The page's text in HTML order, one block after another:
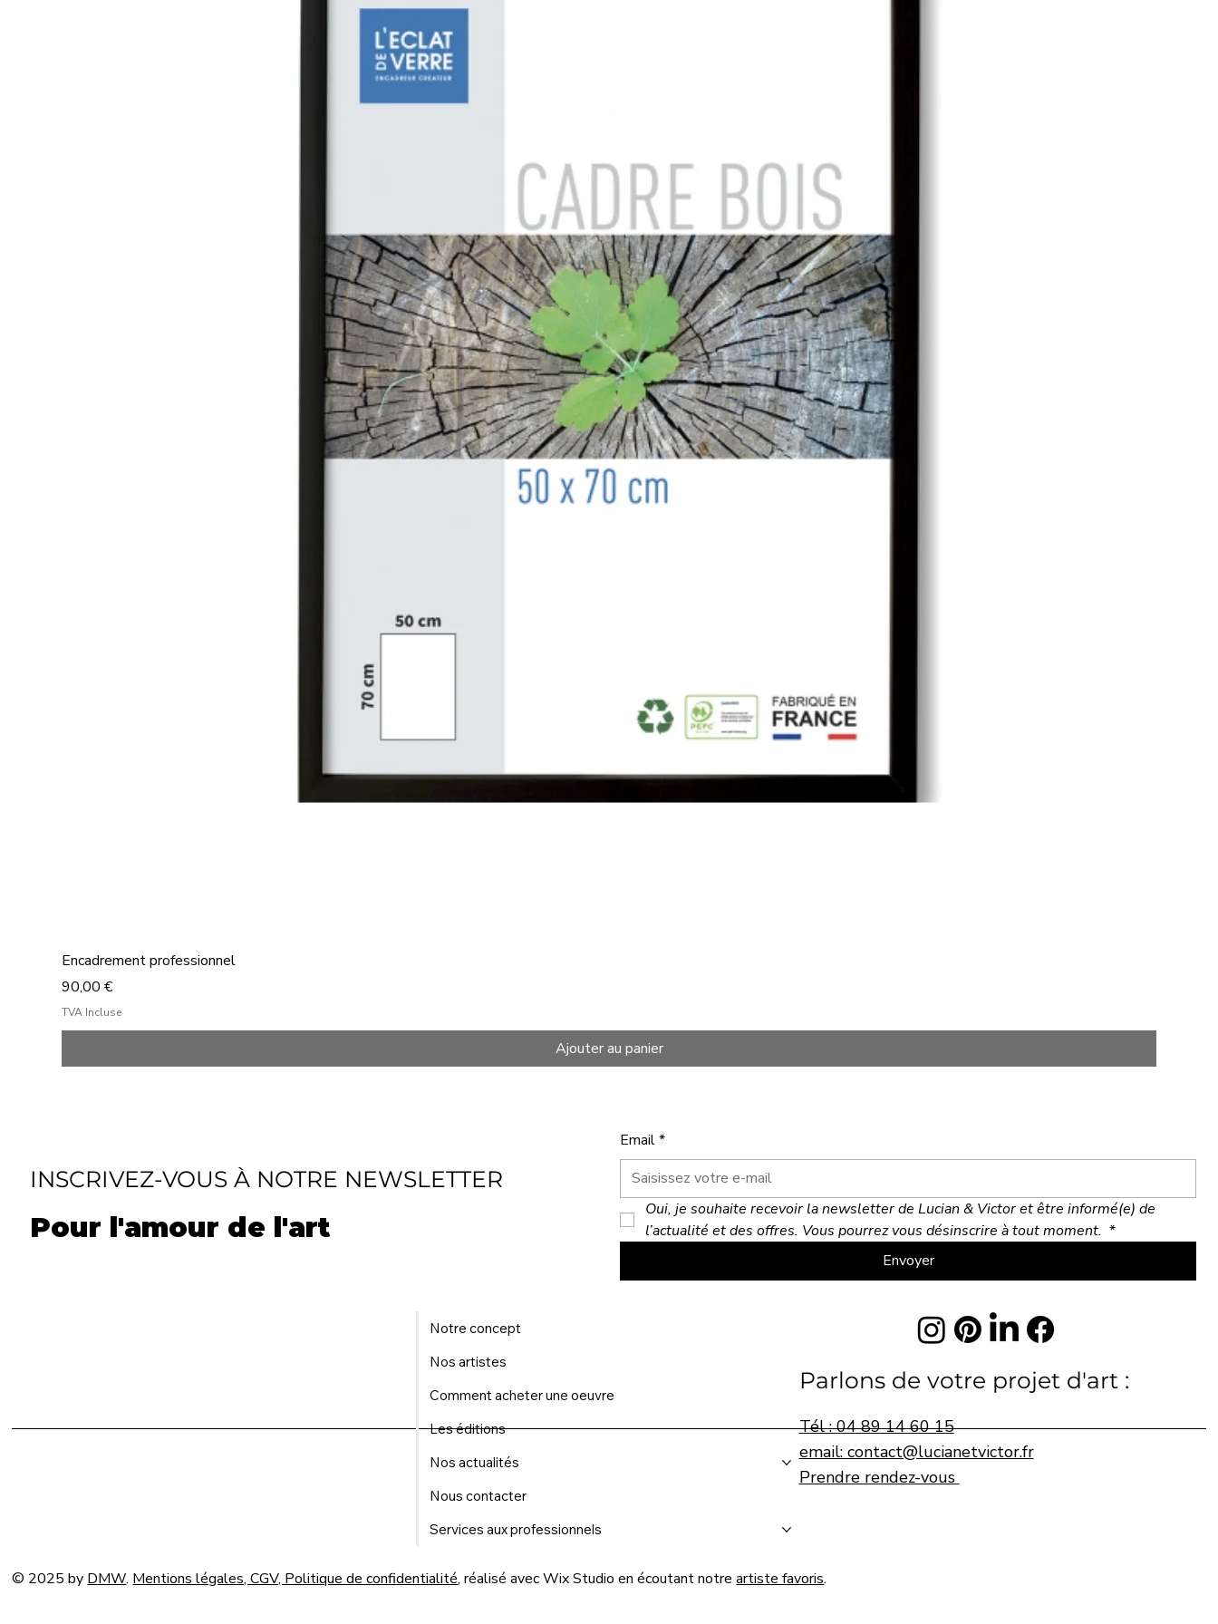
Encadrement professionnel
Prix
90,00 €
TVA Incluse
Ajouter au panier
Email*
Oui, je souhaite recevoir la newsletter de Lucian & Victor et être informé(e) de
l’actualité et des offres. Vous pourrez vous désinscrire à tout moment. *
Envoyer
INSCRIVEZ-VOUS À NOTRE NEWSLETTER
Pour l'amour de l'art
Parlons de votre projet d'art :
Tél : 04 89 14 60 15
email: contact@lucianetvictor.fr
Prendre rendez-vous
Notre concept
Nos artistes
Comment acheter une oeuvre
Les éditions
Nos actualités
Nous contacter
Services aux professionnels
© 2025 by DMW. Mentions légales, CGV, Politique de confidentialité, réalisé avec Wix Studio en écoutant notreartiste favoris.